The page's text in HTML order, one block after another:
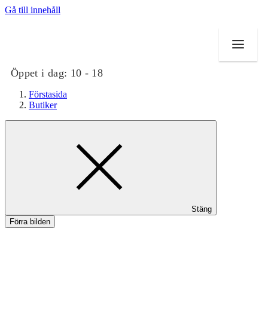
Gå till innehåll
Öppet i dag: 10 - 18
Mat och dryck
Erbjudanden
Förstasida
Butiker
Stäng
Förra bilden